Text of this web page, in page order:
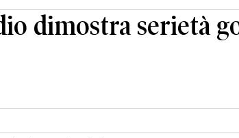
dimostra serietà